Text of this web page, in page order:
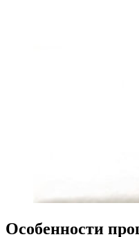
Особенности